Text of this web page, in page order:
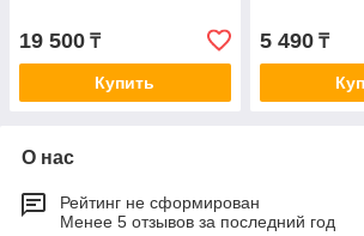
19 500 ₸
Купить
5 490₸
О нас
Рейтинг не сформирован
Менее 5 отзывов за последний год